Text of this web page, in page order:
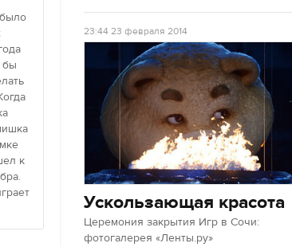
бы
к
23:4423 февраля 2014
Ускользающая красота
Церемония закрытия Игр в Сочи:
фотогалерея «Ленты.ру»